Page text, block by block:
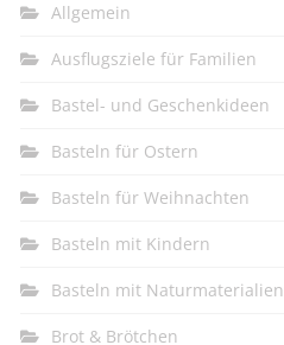
Allgemein
Ausflugsziele für Familien
Bastel- und Geschenkideen
Basteln für Ostern
Basteln für Weihnachten
Basteln mit Kindern
Basteln mit Naturmaterialien
Brot & Brötchen